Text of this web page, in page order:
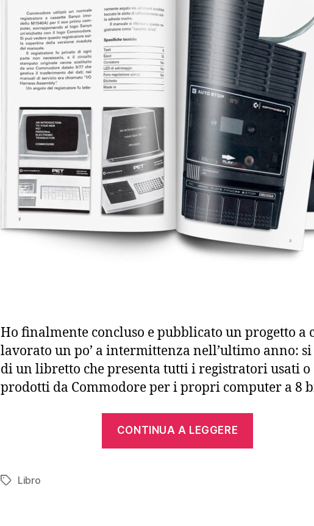
Ho finalmente concluso e pubblicato un progetto a
lavorato un po’ a intermittenza nell’ultimo anno:
di un libretto che presenta tutti i registratori usati o
prodotti da Commodore per i propri computer a 8
CONTINUA A LEGGERE
Tag Libro